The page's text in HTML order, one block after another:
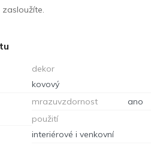
dekor
kovový
mrazuvzdornost
ano
použití
interiérové i venkovní